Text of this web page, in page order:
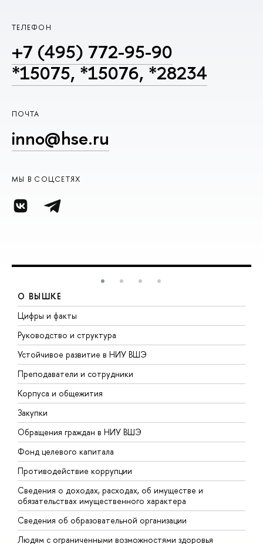
ТЕЛЕФОН
+7 (495) 772-95-90
*15075, *15076, *28234
ПОЧТА
inno@hse.ru
МЫ В СОЦСЕТЯХ
О ВЫШКЕ
Цифры и факты
Руководство и структура
Устойчивое развитие в НИУ ВШЭ
Преподаватели и сотрудники
Корпуса и общежития
Закупки
Обращения граждан в НИУ ВШЭ
Фонд целевого капитала
Противодействие коррупции
Сведения о доходах, расходах, об имуществе и
обязательствах имущественного характера
Сведения об образовательной организации
Людям с ограниченными возможностями здоровья